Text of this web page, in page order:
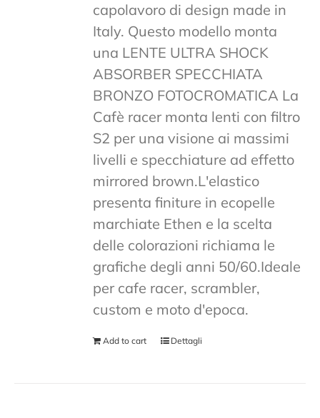
capolavoro di design made in
Italy. Questo modello monta
una LENTE ULTRA SHOCK
ABSORBER SPECCHIATA
BRONZO FOTOCROMATICA La
Cafè racer monta lenti con filtro
S2 per una visione ai massimi
livelli e specchiature ad effetto
mirrored brown.L'elastico
presenta finiture in ecopelle
marchiate Ethen e la scelta
delle colorazioni richiama le
grafiche degli anni 50/60.Ideale
per cafe racer, scrambler,
custom e moto d'epoca.
Add to cart Dettagli